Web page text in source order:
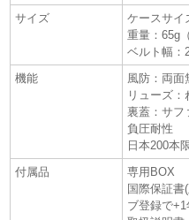
サイズ
ケースサイ
重量：65g
ベルト幅：
機能
風防：両面
リューズ
裏蓋：サフ
負圧耐性
日本200本
付属品
専用BOX
国際保証書
ブ登録で+1